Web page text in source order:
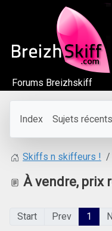
Forums Breizhskiff
Index Sujets récents
Skiffs n skiffeurs !
À vendre, prix
Start Prev 1